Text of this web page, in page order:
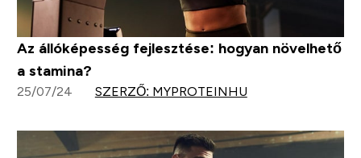
Az állóképesség fejlesztése: hogyan növelhető
a stamina?
25/07/24 SZERZŐ: MYPROTEINHU